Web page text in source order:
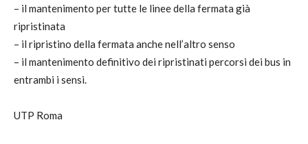
– il mantenimento per tutte le linee della fermata già
ripristinata
– il ripristino della fermata anche nell’altro senso
– il mantenimento definitivo dei ripristinati percorsi dei bus in
entrambi i sensi.
UTP Roma